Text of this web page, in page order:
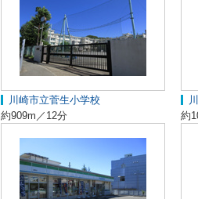
川崎市立菅生小学校
約909m／12分
約